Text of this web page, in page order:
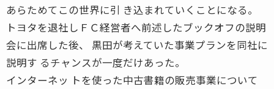
あらためてこの世界に引 き込まれていくことになる。
トヨタを退社しＦＣ経営者へ前述したブックオフの説明
会に出席した後、 黒田が考えていた事業プランを同社に
説明す るチャンスが一度だけあった。
インターネッ トを使った中古書籍の販売事業について